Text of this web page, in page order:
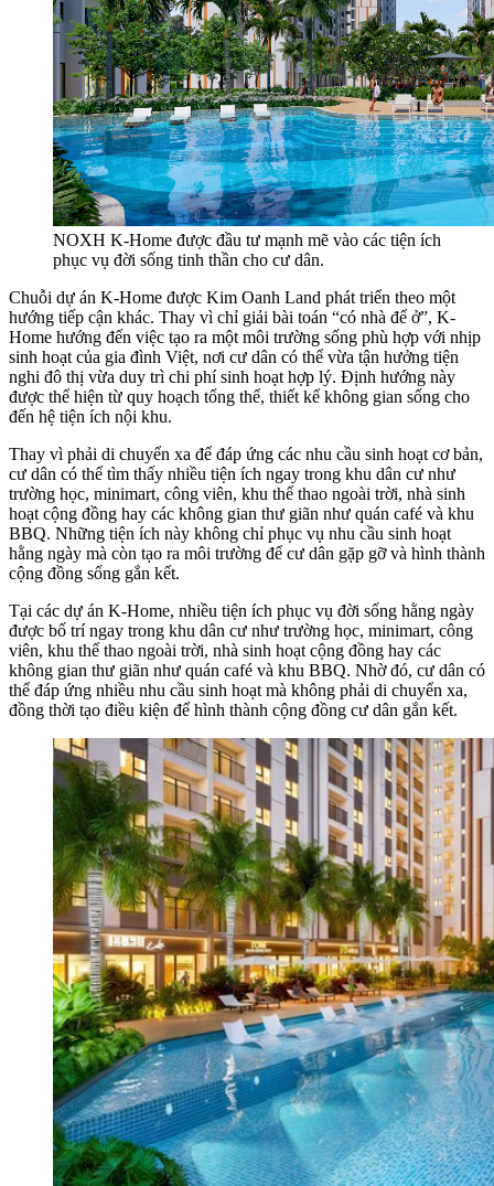
NOXH K-Home được đầu tư mạnh mẽ vào các tiện ích
phục vụ đời sống tinh thần cho cư dân.
Chuỗi dự án K-Home được Kim Oanh Land phát triển theo một
hướng tiếp cận khác. Thay vì chỉ giải bài toán “có nhà để ở”, K-
Home hướng đến việc tạo ra một môi trường sống phù hợp với nhịp
sinh hoạt của gia đình Việt, nơi cư dân có thể vừa tận hưởng tiện
nghi đô thị vừa duy trì chi phí sinh hoạt hợp lý. Định hướng này
được thể hiện từ quy hoạch tổng thể, thiết kế không gian sống cho
đến hệ tiện ích nội khu.
Thay vì phải di chuyển xa để đáp ứng các nhu cầu sinh hoạt cơ bản,
cư dân có thể tìm thấy nhiều tiện ích ngay trong khu dân cư như
trường học, minimart, công viên, khu thể thao ngoài trời, nhà sinh
hoạt cộng đồng hay các không gian thư giãn như quán café và khu
BBQ. Những tiện ích này không chỉ phục vụ nhu cầu sinh hoạt
hằng ngày mà còn tạo ra môi trường để cư dân gặp gỡ và hình thành
cộng đồng sống gắn kết.
Tại các dự án K-Home, nhiều tiện ích phục vụ đời sống hằng ngày
được bố trí ngay trong khu dân cư như trường học, minimart, công
viên, khu thể thao ngoài trời, nhà sinh hoạt cộng đồng hay các
không gian thư giãn như quán café và khu BBQ. Nhờ đó, cư dân có
thể đáp ứng nhiều nhu cầu sinh hoạt mà không phải di chuyển xa,
đồng thời tạo điều kiện để hình thành cộng đồng cư dân gắn kết.